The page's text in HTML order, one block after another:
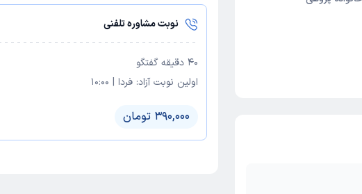
نوبت مشاوره تلفنی
40 دقیقه گفتگو
اولین نوبت آزاد: فردا |
10:00
390,000 تومان